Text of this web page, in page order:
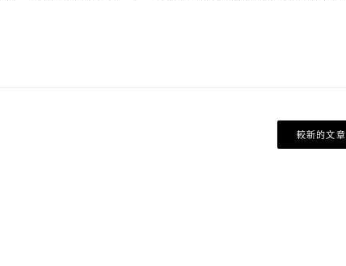
較新的文章